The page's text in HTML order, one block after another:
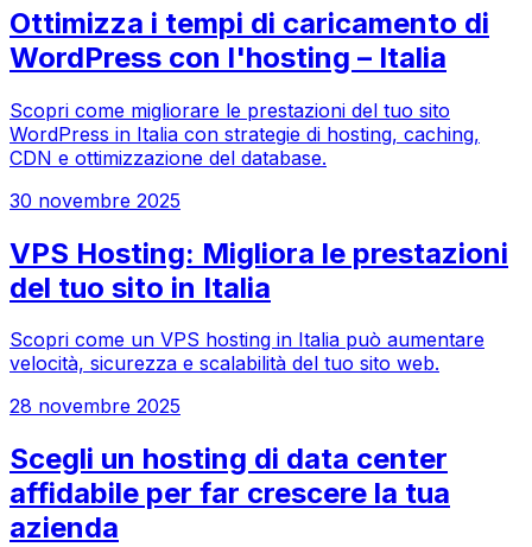
Ottimizza i tempi di caricamento di
WordPress con l'hosting – Italia
Scopri come migliorare le prestazioni del tuo sito
WordPress in Italia con strategie di hosting, caching,
CDN e ottimizzazione del database.
30 novembre 2025
VPS Hosting: Migliora le prestazioni
del tuo sito in Italia
Scopri come un VPS hosting in Italia può aumentare
velocità, sicurezza e scalabilità del tuo sito web.
28 novembre 2025
Scegli un hosting di data center
affidabile per far crescere la tua
azienda